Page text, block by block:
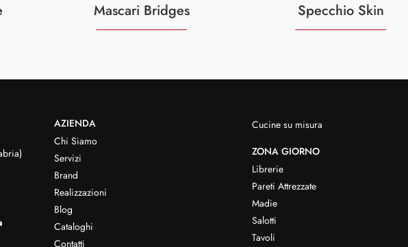
Mascari Bridges Specchio Skin
AZIENDA
Chi Siamo
Servizi
Brand
Realizzazioni
Blog
Cataloghi
Contatti
Cucine su misura
ZONA GIORNO
Librerie
Pareti Attrezzate
Madie
Salotti
Tavoli